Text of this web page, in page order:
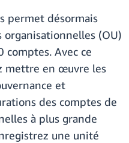
permet désormais
(OU)
Avec ce
mettre en œuvre les
et
des comptes de
à plus grande
une unité